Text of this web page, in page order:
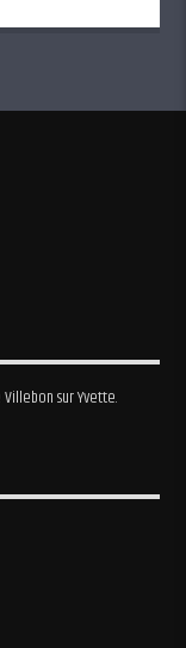
sur Yvette.